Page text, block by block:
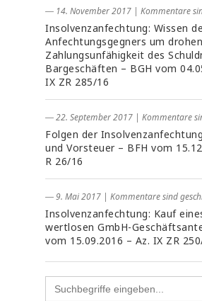
― 14. November 2017 | Kommentare
Insolvenzanfechtung: Wissen
Anfechtungsgegners um
Zahlungsunfähigkeit des
Bargeschäften – BGH vom
IX ZR 285/16
― 22. September 2017 | Kommentare
Folgen der
und Vorsteuer – BFH vom
R 26/16
― 9. Mai 2017 | Kommentare sind
Insolvenzanfechtung: Kauf
wertlosen GmbH-
vom 15.09.2016 – Az. IX ZR
Search
for: